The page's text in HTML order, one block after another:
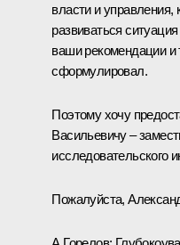
власти и управления,
развиваться
ваши рекомендации и
сформулировал.
Поэтому хочу
Васильевичу –
исследовательского
Пожалуйста,